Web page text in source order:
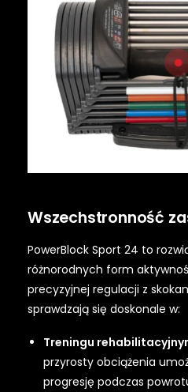
Wszechstronność
PowerBlock Sport 24 to
różnorodnych form
precyzyjnej regulacji z
sprawdzają się doskonale w:
Treningu
przyrosty obciążenia
progresję podczas